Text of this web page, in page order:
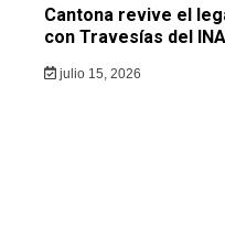
Cantona revive el
con Travesías del
julio 15, 2026